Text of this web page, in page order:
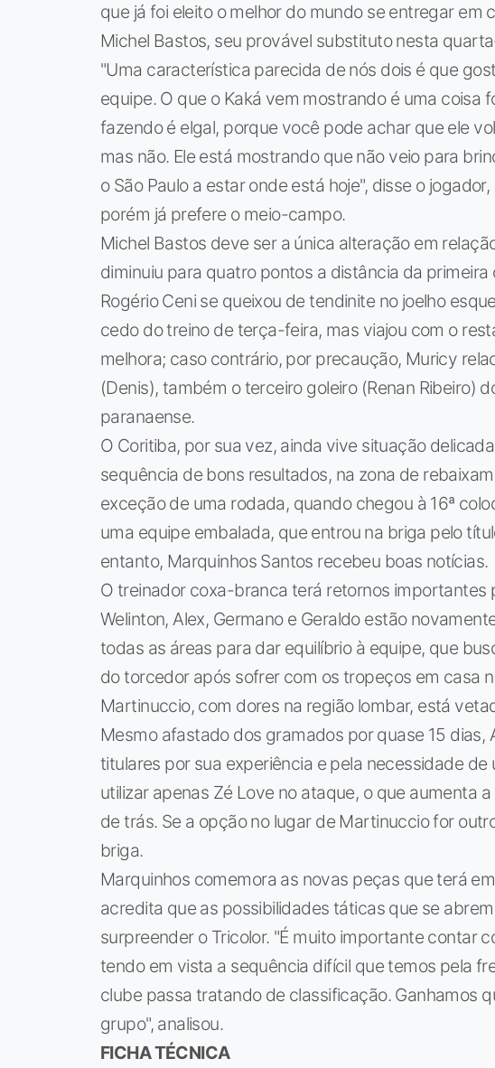
que já foi eleito o melhor do mundo se entregar em
Michel Bastos, seu provável substituto nesta
"Uma característica parecida de nós dois é que
equipe. O que o Kaká vem mostrando é uma coisa
fazendo é elgal, porque você pode achar que ele
mas não. Ele está mostrando que não veio para
o São Paulo a estar onde está hoje", disse o
porém já prefere o meio-campo.
Michel Bastos deve ser a única alteração em
diminuiu para quatro pontos a distância da
Rogério Ceni se queixou de tendinite no joelho
cedo do treino de terça-feira, mas viajou com o
melhora; caso contrário, por precaução, Muricy
(Denis), também o terceiro goleiro (Renan Ribeiro)
paranaense.
O Coritiba, por sua vez, ainda vive situação
sequência de bons resultados, na zona de
exceção de uma rodada, quando chegou à 16ª
uma equipe embalada, que entrou na briga pelo
entanto, Marquinhos Santos recebeu boas notícias.
O treinador coxa-branca terá retornos importantes
Welinton, Alex, Germano e Geraldo estão
todas as áreas para dar equilíbrio à equipe, que
do torcedor após sofrer com os tropeços em casa
Martinuccio, com dores na região lombar, está
Mesmo afastado dos gramados por quase 15 dias,
titulares por sua experiência e pela necessidade
utilizar apenas Zé Love no ataque, o que aumenta
de trás. Se a opção no lugar de Martinuccio for
briga.
Marquinhos comemora as novas peças que terá
acredita que as possibilidades táticas que se
surpreender o Tricolor. "É muito importante contar
tendo em vista a sequência difícil que temos pela
clube passa tratando de classificação. Ganhamos
grupo", analisou.
FICHA TÉCNICA